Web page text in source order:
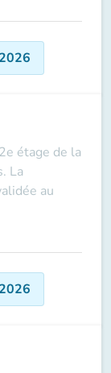
étage de la
La
au